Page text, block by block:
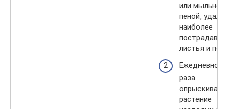
или мыльной
пеной,
наиболее
листья и
Ежедневно
раза
растение